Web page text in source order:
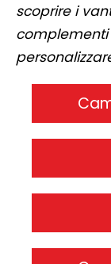
scoprire i
complementi